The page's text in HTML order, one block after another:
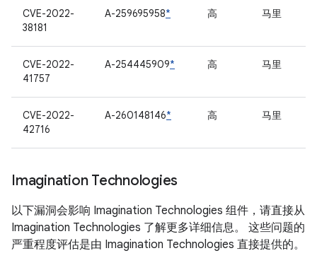
CVE-2022-
38181
A-259695958* 高 马里
CVE-2022-
41757
A-254445909* 高 马里
CVE-2022-
42716
A-260148146* 高 马里
Imagination Technologies
以下漏洞会影响 Imagination Technologies 组件，请直接从
Imagination Technologies 了解更多详细信息。 这些问题的
严重程度评估是由 Imagination Technologies 直接提供的。